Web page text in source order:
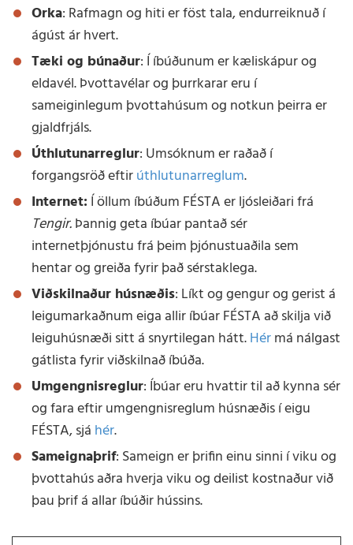
Orka: Rafmagn og hiti er föst tala, endurreiknuð í
ágúst ár hvert.
Tæki og búnaður: Í íbúðunum er kæliskápur og
eldavél. Þvottavélar og þurrkarar eru í
sameiginlegum þvottahúsum og notkun þeirra er
gjaldfrjáls.
Úthlutunarreglur: Umsóknum er raðað í
forgangsröð eftirúthlutunarreglum.
Internet: Í öllum íbúðum FÉSTA er ljósleiðari frá
Tengir.Þannig geta íbúar pantað sér
internetþjónustu frá þeim þjónustuaðila sem
hentar og greiða fyrir það sérstaklega.
Viðskilnaður húsnæðis: Líkt og gengur og gerist á
leigumarkaðnum eiga allir íbúar FÉSTA að skilja við
leiguhúsnæði sitt á snyrtilegan hátt.Hérmá nálgast
gátlista fyrir viðskilnað íbúða.
Umgengnisreglur: Íbúar eru hvattir til að kynna sér
og fara eftir umgengnisreglum húsnæðis í eigu
FÉSTA, sjá hér.
Sameignaþrif: Sameign er þrifin einu sinni í viku og
þvottahús aðra hverja viku og deilist kostnaður við
þau þrif á allar íbúðir hússins.